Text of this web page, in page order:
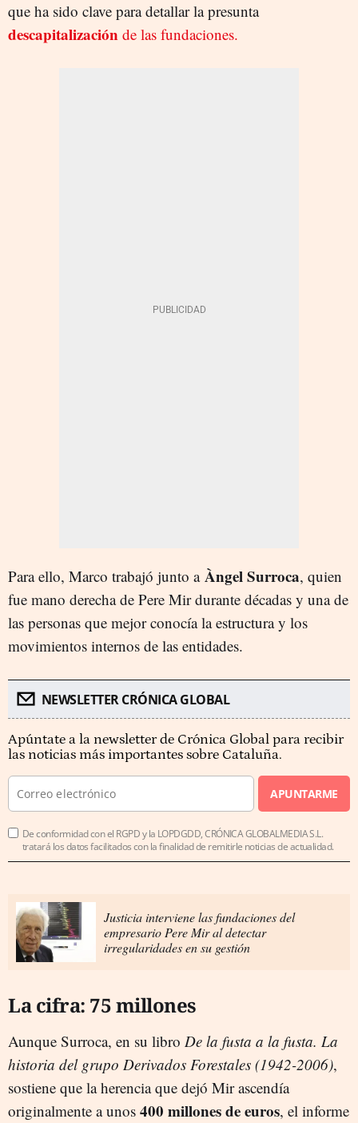
que ha sido clave para detallar la presunta
descapitalización de las fundaciones.
Para ello, Marco trabajó junto a Àngel Surroca, quien
fue mano derecha de Pere Mir durante décadas y una de
las personas que mejor conocía la estructura y los
movimientos internos de las entidades.
NEWSLETTER CRÓNICA GLOBAL
Apúntate a la newsletter de Crónica Global para recibir
las noticias más importantes sobre Cataluña.
APUNTARME
De conformidad con el RGPD y la LOPDGDD, CRÓNICA GLOBALMEDIA S.L.
tratará los datos facilitados con la finalidad de remitirle noticias de actualidad.
Justicia interviene las fundaciones del
empresario Pere Mir al detectar
irregularidades en su gestión
La cifra: 75 millones
Aunque Surroca, en su libro De la fusta a la fusta. La
historia del grupo Derivados Forestales (1942-2006),
sostiene que la herencia que dejó Mir ascendía
originalmente a unos 400 millones de euros, el informe